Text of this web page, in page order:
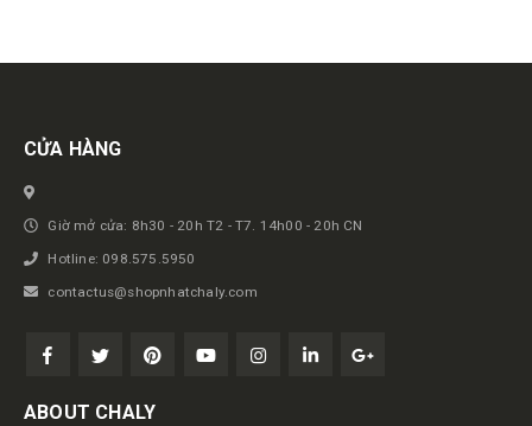
Get in touch
CỬA HÀNG
Giờ mở cửa: 8h30 - 20h T2 - T7. 14h00 - 20h CN
Hotline: 098.575.5950
contactus@shopnhatchaly.com
ABOUT CHALY